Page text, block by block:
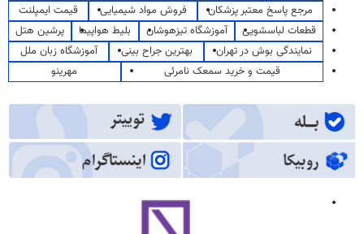
مرجع پاسخ معتبر پزشکان
فروش مواد شیمیایی
قیمت ایمپلنت
قطعات لباسشویی
آموزشگاه تیزهوشان بلیط هواپیما
پرشین هتل
نمایندگی بوش در تهران
بهترین جراح بینی
آموزشگاه زبان ملل
قیمت و خرید سمعک نامرئی
مهرینو